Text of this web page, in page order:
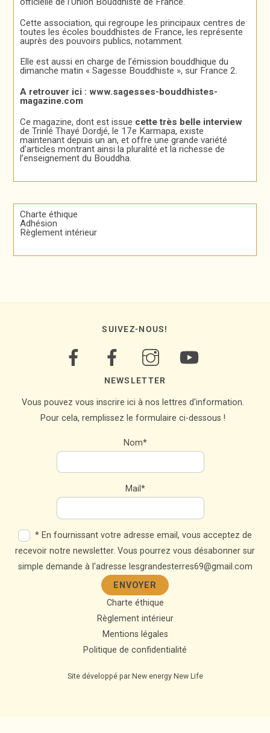
Cette association, qui regroupe les principaux centres de
toutes les écoles bouddhistes de France, les représente
auprès des pouvoirs publics, notamment.
Elle est aussi en charge de l’émission bouddhique du
dimanche matin « Sagesse Bouddhiste », sur France 2.
A retrouver ici :www.sagesses-bouddhistes-
magazine.com
Ce magazine, dont est issue cette très belle interview
de Trinlé Thayé Dordjé, le 17e Karmapa, existe
maintenant depuis un an, et offre une grande variété
d’articles montrant ainsi la pluralité et la richesse de
l’enseignement du Bouddha.
Charte éthique
Adhésion
Règlement intérieur
SUIVEZ-NOUS!
NEWSLETTER
Vous pouvez vous inscrire ici à nos lettres d'information.
Pour cela, remplissez le formulaire ci-dessous !
Nom*
Mail*
* En fournissant votre adresse email, vous acceptez de
recevoir notre newsletter. Vous pourrez vous désabonner sur
simple demande à l'adresse lesgrandesterres69@gmail.com
Charte éthique
Règlement intérieur
Mentions légales
Politique de confidentialité
Site développé par New energy New Life